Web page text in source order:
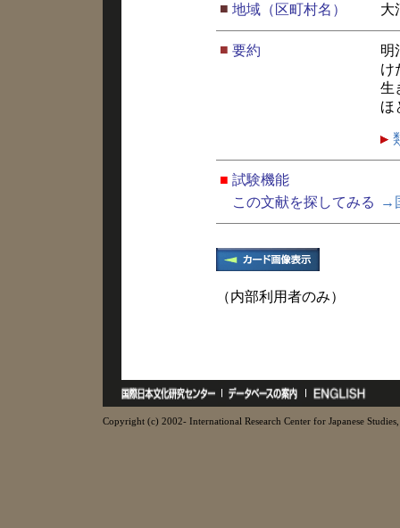
■ 地域（区町村名） 大
■ 要約
明
け
生
ほ
■ 試験機能
この文献を探してみる
→
（内部利用者のみ）
Copyright (c) 2002- International Research Center for Japanese